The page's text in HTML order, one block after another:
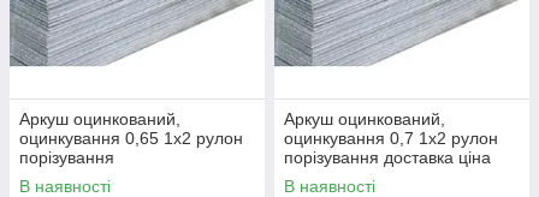
Аркуш оцинкований,
оцинкування 0,65 1х2 рулон
порізування
В наявності
Аркуш оцинкований,
оцинкування 0,7 1х2 рулон
порізування доставка ціна
В наявності